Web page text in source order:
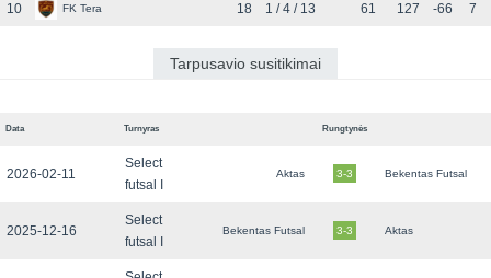
10 FK Tera 18 1 / 4 / 13 61 127 -66 7
Tarpusavio susitikimai
Data Turnyras Rungtynės
2026-02-11
Select
futsal I
Aktas 3-3 Bekentas Futsal
2025-12-16
Select
futsal I
Bekentas Futsal 3-3 Aktas